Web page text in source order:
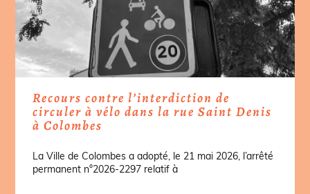
Recours contre l’interdiction de
circuler à vélo dans la rue Saint Denis
à Colombes
La Ville de Colombes a adopté, le 21 mai 2026, l’arrêté
permanent n°2026-2297 relatif à